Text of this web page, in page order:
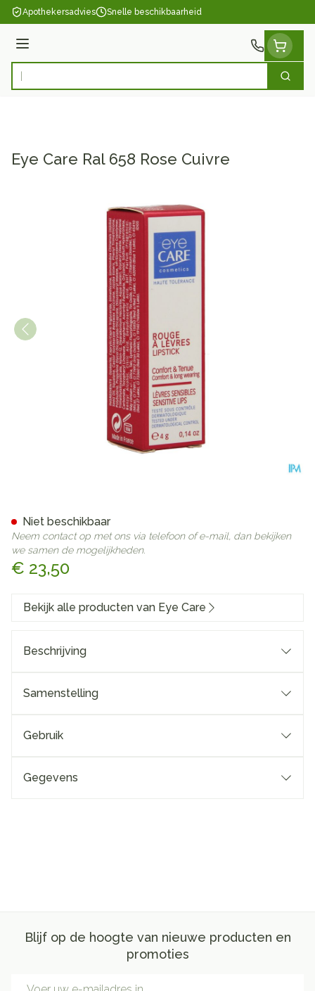
Ga naar de inhoud
Apothekersadvies Snelle beschikbaarheid
Menu
Product, merk, categorie... Zoek
Eye Care Ral 658 Rose Cuivre
€ 23,50
Niet beschikbaar
Neem contact op met ons via telefoon of e-mail, dan bekijken
we samen de mogelijkheden.
Bekijk alle producten van Eye Care
Beschrijving
Samenstelling
Gebruik
Gegevens
Blijf op de hoogte van nieuwe producten en
promoties